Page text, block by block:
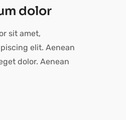
dolor
sit amet,
elit. Aenean
dolor. Aenean